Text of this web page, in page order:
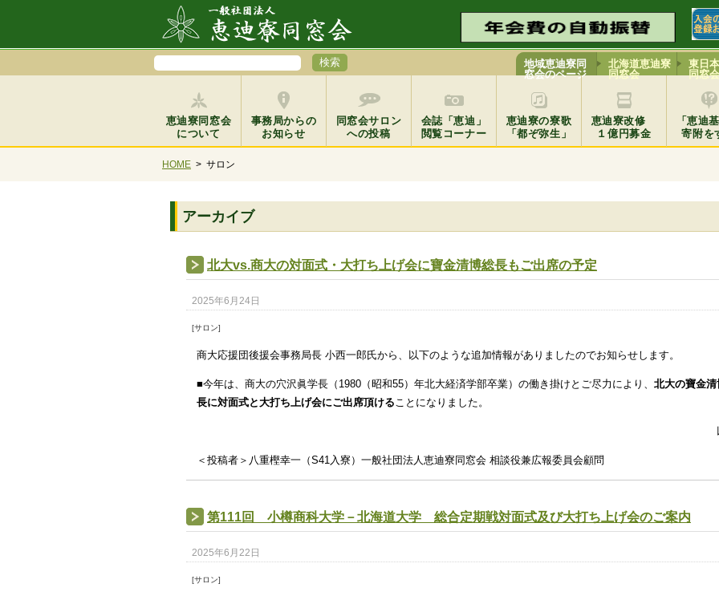
地域恵迪寮同
窓会のページ
北海道恵迪寮
同窓会
東日
同窓会
恵迪寮同窓会
について
事務局からの
お知らせ
同窓会サロン
への投稿
会誌「恵迪」
閲覧コーナー
恵迪寮の寮歌
「都ぞ弥生」
恵迪寮改修
１億円募金
「恵迪
寄附を
HOME > サロン
アーカイブ
北大vs.商大の対面式・大打ち上げ会に寶金清博総長もご出席の予定
2025年6月24日
[サロン]
商大応援団後援会事務局長 小西一郎氏から、以下のような追加情報がありましたのでお知らせします。
■今年は、商大の穴沢眞学長（1980（昭和55）年北大経済学部卒業）の働き掛けとご尽力により、 北大の寶金清
長に対面式と大打ち上げ会にご出席頂けることになりました。
＜投稿者＞八重樫幸一（S41入寮）一般社団法人恵迪寮同窓会 相談役兼広報委員会顧問
第111回 小樽商科大学－北海道大学 総合定期戦対面式及び大打ち上げ会のご案内
2025年6月22日
[サロン]